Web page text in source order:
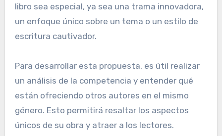
libro sea especial, ya sea una trama innovadora,
un enfoque único sobre un tema o un estilo de
escritura cautivador.
Para desarrollar esta propuesta, es útil realizar
un análisis de la competencia y entender qué
están ofreciendo otros autores en el mismo
género. Esto permitirá resaltar los aspectos
únicos de su obra y atraer a los lectores.